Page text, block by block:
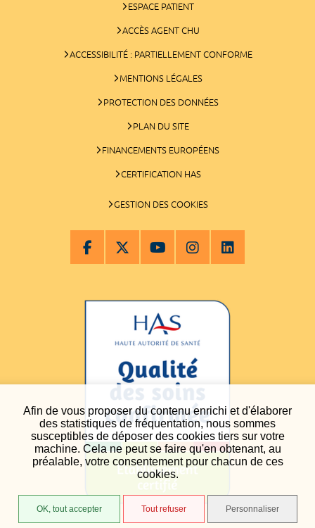
Afin de vous proposer du contenu enrichi et d'élaborer
des statistiques de fréquentation, nous sommes
susceptibles de déposer des cookies tiers sur votre
machine. Cela ne peut se faire qu'en obtenant, au
préalable, votre consentement pour chacun de ces
cookies.
OK, tout accepter Tout refuser Personnaliser
ESPACE PATIENT
ACCÈS AGENT CHU
ACCESSIBILITÉ : PARTIELLEMENT CONFORME
MENTIONS LÉGALES
PROTECTION DES DONNÉES
PLAN DU SITE
FINANCEMENTS EUROPÉENS
CERTIFICATION HAS
GESTION DES COOKIES